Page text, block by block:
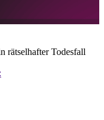
rätselhafter Todesfall